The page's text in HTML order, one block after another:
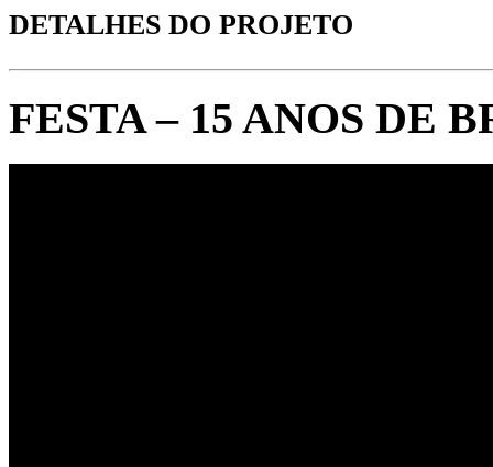
DETALHES DO PROJETO
FESTA – 15 ANOS DE